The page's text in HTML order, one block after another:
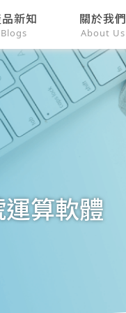
新知
Blogs
關於我們
About Us
算軟體